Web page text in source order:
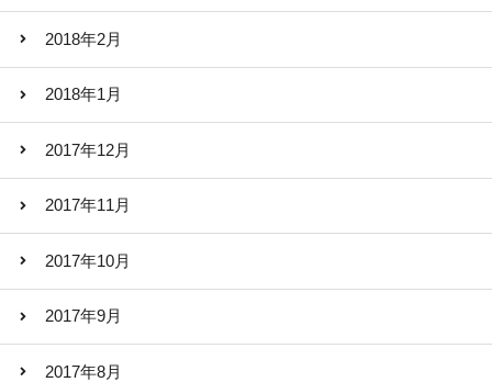
2018年2月
2018年1月
2017年12月
2017年11月
2017年10月
2017年9月
2017年8月